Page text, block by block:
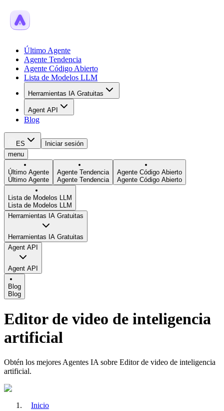
Último Agente
Agente Tendencia
Agente Código Abierto
Lista de Modelos LLM
Herramientas IA Gratuitas
Agent API
Blog
ES
Iniciar sesión
menu
Último Agente
Último Agente
Agente Tendencia
Agente Tendencia
Agente Código Abierto
Agente Código Abierto
Lista de Modelos LLM
Lista de Modelos LLM
Herramientas IA Gratuitas
Herramientas IA Gratuitas
Agent API
Agent API
Blog
Blog
Editor de video de inteligencia
artificial
Obtén los mejores Agentes IA sobre Editor de video de inteligencia
artificial.
Inicio